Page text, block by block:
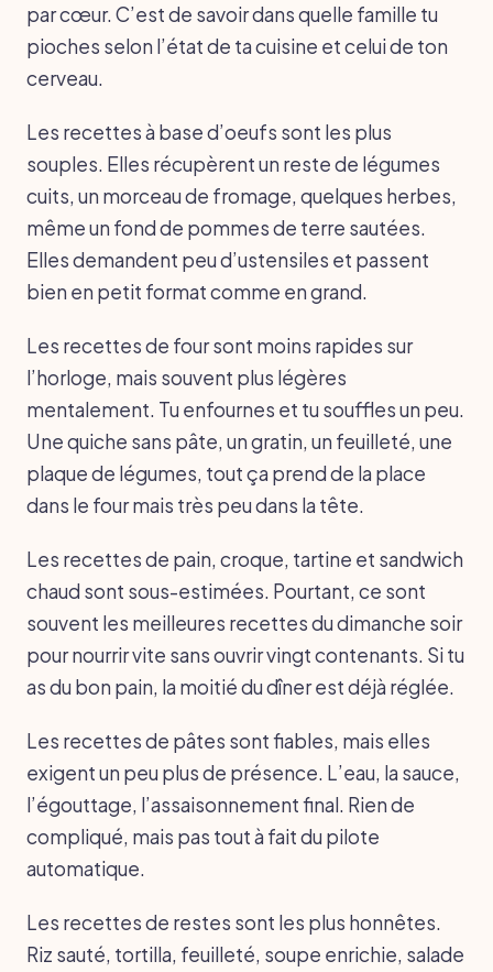
par cœur. C’est de savoir dans quelle famille tu
pioches selon l’état de ta cuisine et celui de ton
cerveau.
Les recettes à base d’oeufs sont les plus
souples. Elles récupèrent un reste de légumes
cuits, un morceau de fromage, quelques herbes,
même un fond de pommes de terre sautées.
Elles demandent peu d’ustensiles et passent
bien en petit format comme en grand.
Les recettes de four sont moins rapides sur
l’horloge, mais souvent plus légères
mentalement. Tu enfournes et tu souffles un peu.
Une quiche sans pâte, un gratin, un feuilleté, une
plaque de légumes, tout ça prend de la place
dans le four mais très peu dans la tête.
Les recettes de pain, croque, tartine et sandwich
chaud sont sous-estimées. Pourtant, ce sont
souvent les meilleures recettes du dimanche soir
pour nourrir vite sans ouvrir vingt contenants. Si tu
as du bon pain, la moitié du dîner est déjà réglée.
Les recettes de pâtes sont fiables, mais elles
exigent un peu plus de présence. L’eau, la sauce,
l’égouttage, l’assaisonnement final. Rien de
compliqué, mais pas tout à fait du pilote
automatique.
Les recettes de restes sont les plus honnêtes.
Riz sauté, tortilla, feuilleté, soupe enrichie, salade